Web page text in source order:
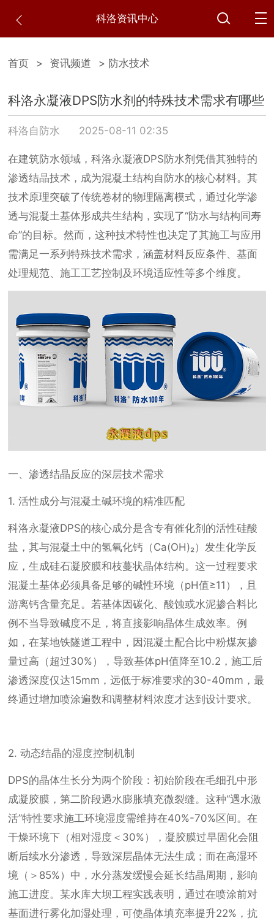
科洛资讯中心
首页 > 资讯频道 > 防水技术
科洛永凝液DPS防水剂的特殊技术需求有哪些
科洛自防水 2025-08-11 02:35
在建筑防水领域，科洛永凝液DPS防水剂凭借其独特的
渗透结晶技术，成为混凝土结构自防水的核心材料。其
技术原理突破了传统卷材的物理隔离模式，通过化学渗
透与混凝土基体形成共生结构，实现了“防水与结构同寿
命”的目标。然而，这种技术特性也决定了其施工与应用
需满足一系列特殊技术需求，涵盖材料反应条件、基面
处理规范、施工工艺控制及环境适应性等多个维度。
一、渗透结晶反应的深层技术需求
1. 活性成分与混凝土碱环境的精准匹配
科洛永凝液DPS的核心成分是含专有催化剂的活性硅酸
盐，其与混凝土中的氢氧化钙（Ca(OH)₂）发生化学反
应，生成硅石凝胶膜和枝蔓状晶体结构。这一过程要求
混凝土基体必须具备足够的碱性环境（pH值≥11），且
游离钙含量充足。若基体因碳化、酸蚀或水泥掺合料比
例不当导致碱度不足，将直接影响晶体生成效率。例
如，在某地铁隧道工程中，因混凝土配合比中粉煤灰掺
量过高（超过30%），导致基体pH值降至10.2，施工后
渗透深度仅达15mm，远低于标准要求的30-40mm，最
终通过增加喷涂遍数和调整材料浓度才达到设计要求。
2. 动态结晶的湿度控制机制
DPS的晶体生长分为两个阶段：初始阶段在毛细孔中形
成凝胶膜，第二阶段遇水膨胀填充微裂缝。这种“遇水激
活”特性要求施工环境湿度需维持在40%-70%区间。在
干燥环境下（相对湿度＜30%），凝胶膜过早固化会阻
断后续水分渗透，导致深层晶体无法生成；而在高湿环
境（＞85%）中，水分蒸发缓慢会延长结晶周期，影响
施工进度。某水库大坝工程实践表明，通过在喷涂前对
基面进行雾化加湿处理，可使晶体填充率提升22%，抗